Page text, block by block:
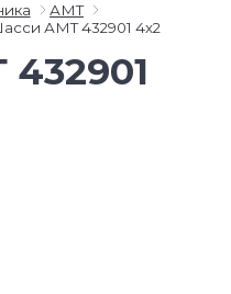
АМТ
АМТ 432901 4х2